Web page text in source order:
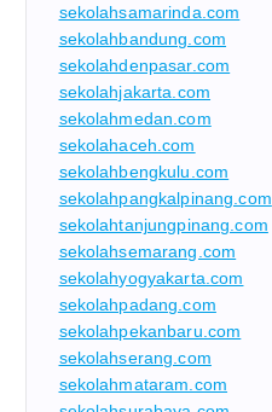
sekolahsamarinda.com
sekolahbandung.com
sekolahdenpasar.com
sekolahjakarta.com
sekolahmedan.com
sekolahaceh.com
sekolahbengkulu.com
sekolahpangkalpinang.com
sekolahtanjungpinang.com
sekolahsemarang.com
sekolahyogyakarta.com
sekolahpadang.com
sekolahpekanbaru.com
sekolahserang.com
sekolahmataram.com